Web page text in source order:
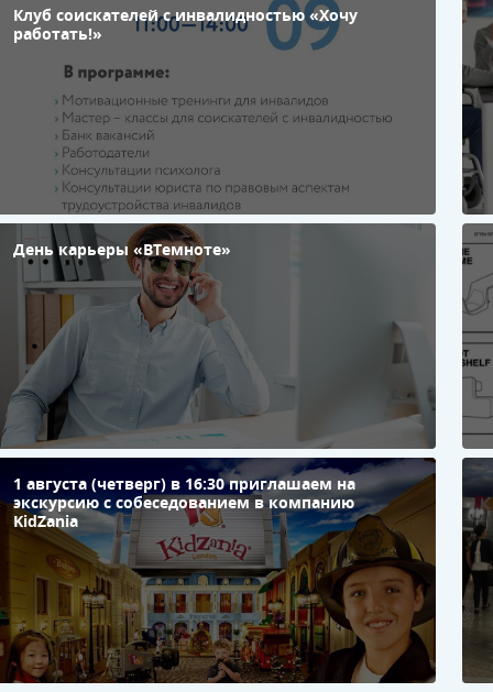
​Клуб соискателей с инвалидностью «Хочу
работать!»
День карьеры «ВТемноте»
​1 августа (четверг) в 16:30 приглашаем на
экскурсию с собеседованием в компанию
KidZania
в